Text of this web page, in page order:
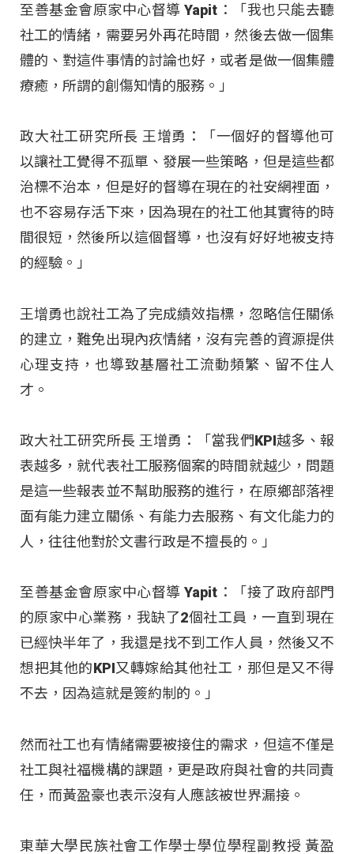
至善基金會原家中心督導 Yapit：「我也只能去聽
社工的情緒，需要另外再花時間，然後去做一個集
體的、對這件事情的討論也好，或者是做一個集體
療癒，所謂的創傷知情的服務。」
政大社工研究所長 王增勇：「一個好的督導他可
以讓社工覺得不孤單、發展一些策略，但是這些都
治標不治本，但是好的督導在現在的社安網裡面，
也不容易存活下來，因為現在的社工他其實待的時
間很短，然後所以這個督導，也沒有好好地被支持
的經驗。」
王增勇也說社工為了完成績效指標，忽略信任關係
的建立，難免出現內疚情緒，沒有完善的資源提供
心理支持，也導致基層社工流動頻繁、留不住人
才。
政大社工研究所長 王增勇：「當我們KPI越多、報
表越多，就代表社工服務個案的時間就越少，問題
是這一些報表並不幫助服務的進行，在原鄉部落裡
面有能力建立關係、有能力去服務、有文化能力的
人，往往他對於文書行政是不擅長的。」
至善基金會原家中心督導 Yapit：「接了政府部門
的原家中心業務，我缺了2個社工員，一直到現在
已經快半年了，我還是找不到工作人員，然後又不
想把其他的KPI又轉嫁給其他社工，那但是又不得
不去，因為這就是簽約制的。」
然而社工也有情緒需要被接住的需求，但這不僅是
社工與社福機構的課題，更是政府與社會的共同責
任，而黃盈豪也表示沒有人應該被世界漏接。
東華大學民族社會工作學士學位學程副教授 黃盈